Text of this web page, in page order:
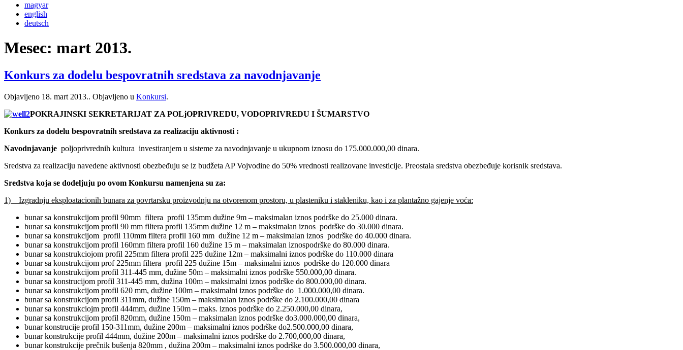
magyar
english
deutsch
Mesec: mart 2013.
Konkurs za dodelu bespovratnih sredstava za navodnjavanje
Objavljeno 18. mart 2013.. Objavljeno u Konkursi.
POKRAJINSKI SEKRETARIJAT ZA POLjOPRIVREDU, VODOPRIVREDU I ŠUMARSTVO
Konkurs za dodelu bespovratnih sredstava za realizaciju aktivnosti :
Navodnjavanje poljoprivrednih kultura investiranjem u sisteme za navodnjavanje u ukupnom iznosu do 175.000.000,00 dinara.
Sredstva za realizaciju navedene aktivnosti obezbeđuju se iz budžeta AP Vojvodine do 50% vrednosti realizovane investicije. Preostala sredstva obezbeđuje korisnik sredstava.
Sredstva koja se dodeljuju po ovom Konkursu namenjena su za:
1) Izgradnju eksploatacionih bunara za povrtarsku proizvodnju na otvorenom prostoru, u plasteniku i stakleniku, kao i za plantažno gajenje voća:
bunar sa konstrukcijom profil 90mm filtera profil 135mm dužine 9m – maksimalan iznos podrške do 25.000 dinara.
bunar sa konstrukcijom profil 90 mm filtera profil 135mm dužine 12 m – maksimalan iznos podrške do 30.000 dinara.
bunar sa konstrukcijom profil 110mm filtera profil 160 mm dužine 12 m – maksimalan iznos podrške do 40.000 dinara.
bunar sa konstrukcijom profil 160mm filtera profil 160 dužine 15 m – maksimalan iznospodrške do 80.000 dinara.
bunar sa konstrukciojom profil 225mm filtera profil 225 dužine 12m – maksimalni iznos podrške do 110.000 dinara
bunar sa konstrukcijom prof 225mm filtera profil 225 dužine 15m – maksimalni iznos podrške do 120.000 dinara
bunar sa konstrukcijom profil 311-445 mm, dužine 50m – maksimalni iznos podrške 550.000,00 dinara.
bunar sa konstrucijom profil 311-445 mm, dužina 100m – maksimalni iznos podrške do 800.000,00 dinara.
bunar sa konstrukcijom profil 620 mm, dužine 100m – maksimalni iznos podrške do 1.000.000,00 dinara.
bunar sa konstrukcijom profil 311mm, dužine 150m – maksimalan iznos podrške do 2.100.000,00 dinara
bunar sa konstrukciojm profil 444mm, dužine 150m – maks. iznos podrške do 2.250.000,00 dinara,
bunar sa konstrukcijom profil 820mm, dužine 150m – maksimalan iznos podrške do3.000.000,00 dinara,
bunar konstrucije profil 150-311mm, dužine 200m – maksimalni iznos podrške do2.500.000,00 dinara,
bunar konstrukcije profil 444mm, dužine 200m – maksimalni iznos podrške do 2.700,000,00 dinara,
bunar konstrukcije prečnik bušenja 820mm , dužina 200m – maksimalni iznos podrške do 3.500.000,00 dinara,